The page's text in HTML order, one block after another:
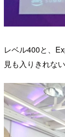
レベル400と、
見も入りきれな